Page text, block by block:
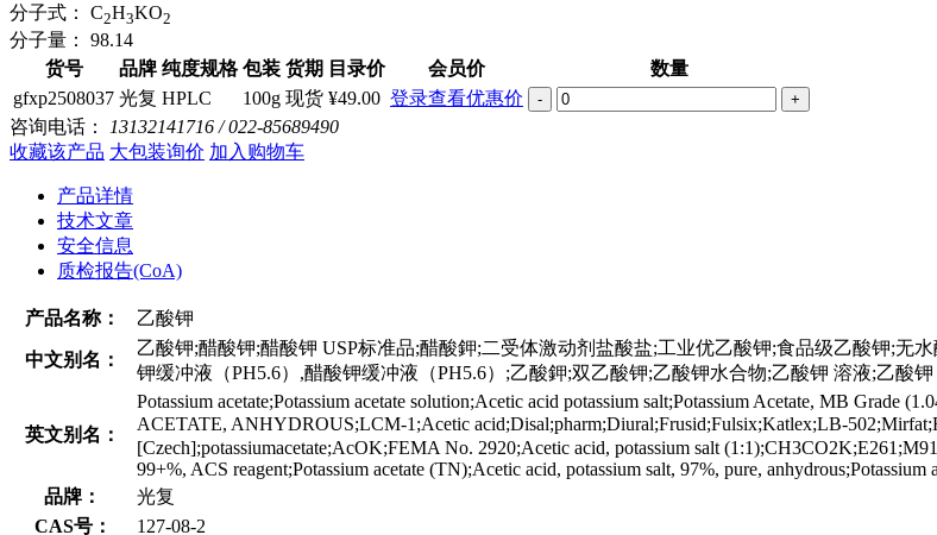
分子式：
C2H3KO2
分子量：
98.14
货号
品牌 纯度规格 包装 货期 目录价 会员价
数量
gfxp2508037 光复 HPLC 100g 现货 ¥49.00 登录查看优惠价 - +
咨询电话：
13132141716 / 022-85689490
收藏该产品 大包装询价 加入购物车
产品详情
技术文章
安全信息
质检报告(CoA)
产品名称： 乙酸钾
中文别名：
乙酸钾;醋酸钾;醋酸钾 USP标准品;醋酸鉀;二受体激动剂盐酸盐;工业优乙酸钾;食品级乙酸钾;无
钾缓冲液（PH5.6）,醋酸钾缓冲液（PH5.6）;乙酸鉀;双乙酸钾;乙酸钾水合物;乙酸钾 溶液;乙酸
英文别名：
Potassium acetate;Potassium acetate solution;Acetic acid potassium salt;Potassium Acetate, MB Grade
ACETATE, ANHYDROUS;LCM-1;Acetic acid;Disal;pharm;Diural;Frusid;Fulsix;Katlex;LB-
[Czech];potassiumacetate;AcOK;FEMA No. 2920;Acetic acid, potassium salt
99+%, ACS reagent;Potassium acetate (TN);Acetic acid, potassium salt, 97%, pure,
品牌：
光复
CAS号：
127-08-2